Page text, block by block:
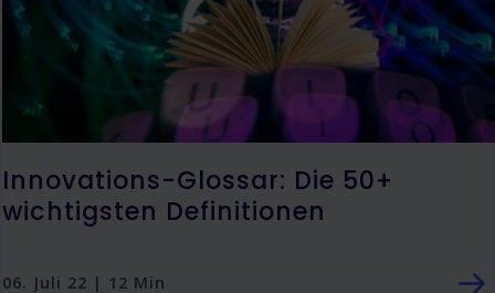
Innovations-Glossar: Die 50+
wichtigsten Definitionen
06. Juli 22 | 12 Min